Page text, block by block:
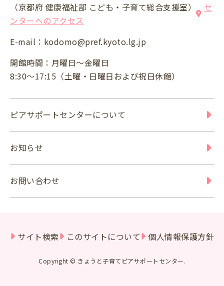
（京都府 健康福祉部 こども・子育て総合支援室）
セ
ンターへのアクセス
E-mail： kodomo@pref.kyoto.lg.jp
開館時間：月曜日～金曜日
8:30～17:15（土曜・日曜日および祝日休館）
ピアサポートセンターについて
お知らせ
お問い合わせ
Copyright © きょうと子育てピアサポートセンター.
サイト検索 このサイトについて 個人情報保護方針